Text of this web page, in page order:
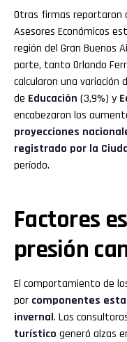
Otras firmas reportaron
Asesores Económicos
región del Gran Buenos
parte, tanto Orlando
calcularon una variación
de Educación (3,9%) y
encabezaron los
proyecciones
registrado por la
período.
Factores
presión
El comportamiento de
por componentes
invernal. Las
turístico generó alzas